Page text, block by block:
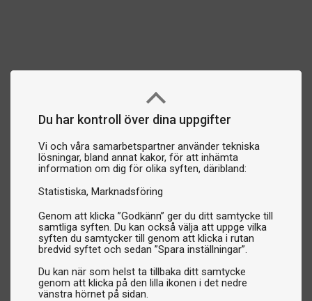
Du har kontroll över dina uppgifter
Vi och våra samarbetspartner använder tekniska
lösningar, bland annat kakor, för att inhämta
information om dig för olika syften, däribland:
Statistiska Marknadsföring
Genom att klicka ”Godkänn” ger du ditt samtycke till
samtliga syften. Du kan också välja att uppge vilka
syften du samtycker till genom att klicka i rutan
bredvid syftet och sedan ”Spara inställningar”.
Du kan när som helst ta tillbaka ditt samtycke
genom att klicka på den lilla ikonen i det nedre
vänstra hörnet på sidan.